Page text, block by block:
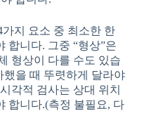
지 요소 중 최소한 한
합니다. 그중 “형상”은
형상이 다를 수도 있습
했을 때 뚜렷하게 달라야
각적 검사는 상대 위치
합니다.(측정 불필요, 다